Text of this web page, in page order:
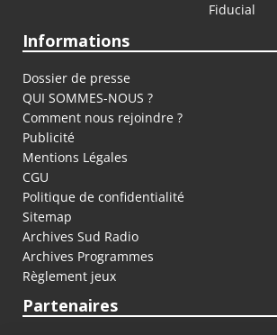
Fiducial
Informations
Dossier de presse
QUI SOMMES-NOUS ?
Comment nous rejoindre ?
Publicité
Mentions Légales
CGU
Politique de confidentialité
Sitemap
Archives Sud Radio
Archives Programmes
Règlement jeux
Partenaires